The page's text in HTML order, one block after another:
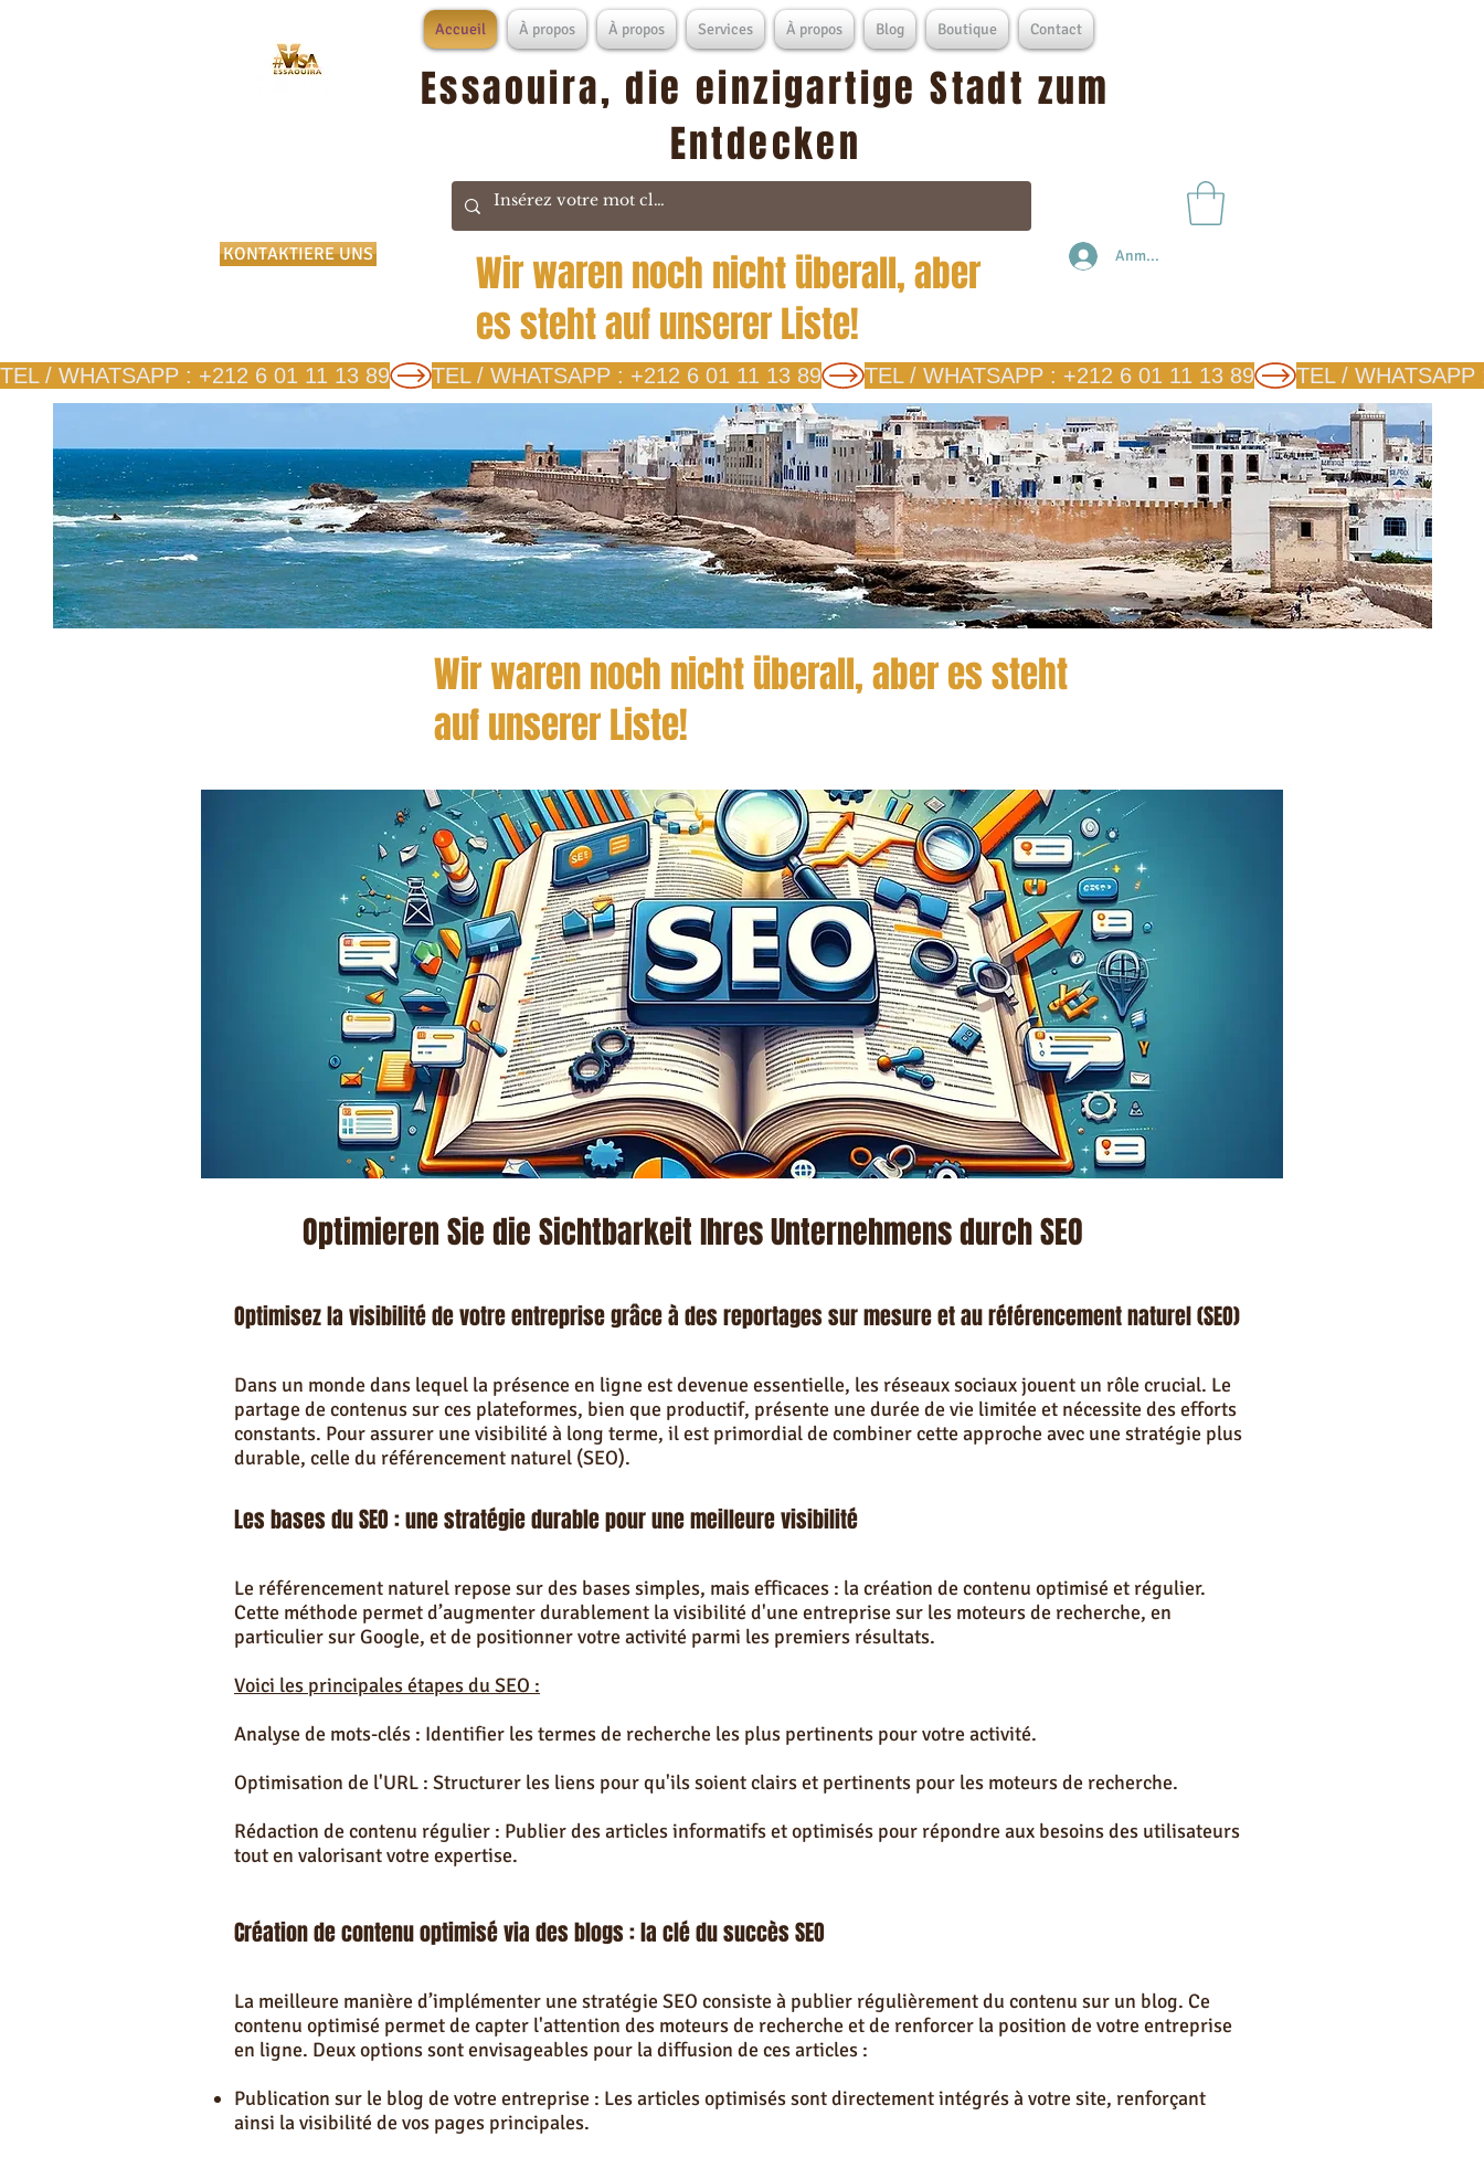
Accueil À propos À propos Services À propos Blog Boutique Contact
Essaouira, die einzigartige Stadt zum
Entdecken
KONTAKTIERE UNS
Wir waren noch nicht überall, aber
es steht auf unserer Liste!
Anmelden
TEL / WHATSAPP : +212 6 01 11 13 89
Wir waren noch nicht überall, aber es steht
auf unserer Liste!
Optimieren Sie die Sichtbarkeit Ihres Unternehmens durch SEO
Optimisez la visibilité de votre entreprise grâce à des reportages sur mesure et au référencement naturel (SEO)
Dans un monde dans lequel la présence en ligne est devenue essentielle, les réseaux sociaux jouent un rôle crucial. Le
partage de contenus sur ces plateformes, bien que productif, présente une durée de vie limitée et nécessite des efforts
constants. Pour assurer une visibilité à long terme, il est primordial de combiner cette approche avec une stratégie plus
durable, celle du référencement naturel (SEO).
Les bases du SEO : une stratégie durable pour une meilleure visibilité
Le référencement naturel repose sur des bases simples, mais efficaces : la création de contenu optimisé et régulier.
Cette méthode permet d’augmenter durablement la visibilité d'une entreprise sur les moteurs de recherche, en
particulier sur Google, et de positionner votre activité parmi les premiers résultats.
Voici les principales étapes du SEO :
Analyse de mots-clés : Identifier les termes de recherche les plus pertinents pour votre activité.
Optimisation de l'URL : Structurer les liens pour qu'ils soient clairs et pertinents pour les moteurs de recherche.
Rédaction de contenu régulier : Publier des articles informatifs et optimisés pour répondre aux besoins des utilisateurs
tout en valorisant votre expertise.
Création de contenu optimisé via des blogs : la clé du succès SEO
La meilleure manière d’implémenter une stratégie SEO consiste à publier régulièrement du contenu sur un blog. Ce
contenu optimisé permet de capter l'attention des moteurs de recherche et de renforcer la position de votre entreprise
en ligne. Deux options sont envisageables pour la diffusion de ces articles :
Publication sur le blog de votre entreprise : Les articles optimisés sont directement intégrés à votre site, renforçant
ainsi la visibilité de vos pages principales.